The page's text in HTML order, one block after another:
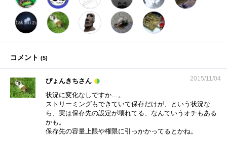
コメント (5)
ぴょんきちさん 2015/11/04
状況に変化なしですか…。
ストリーミングもできていて保存だけが、という状況な
ら、実は保存先の設定が壊れてる、なんていうオチもある
かも。
保存先の容量上限や権限に引っかかってるとかね。